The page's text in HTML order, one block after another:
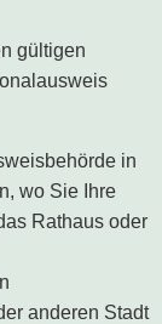
gültigen
in
wo Sie Ihre
Rathaus oder
anderen Stadt